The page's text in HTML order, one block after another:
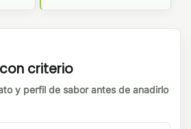
criterio
y perfil de sabor antes de anadirlo